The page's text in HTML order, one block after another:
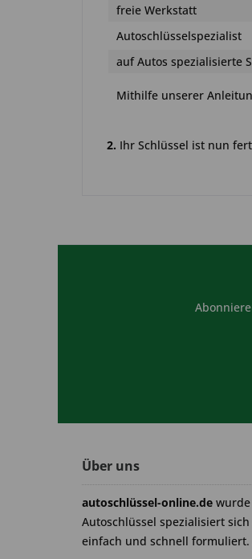
freie Werkstatt
Autoschlüsselspezialist
auf Autos spezialisierte
Mithilfe unserer
2. Ihr Schlüssel ist nun
Über uns
autoschlüssel-online.de wurde
Autoschlüssel spezialisiert
einfach und schnell formuliert.